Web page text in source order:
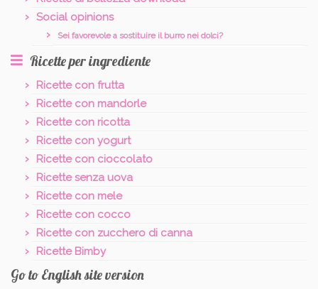
Social opinions
Sei favorevole a sostituire il burro nei dolci?
Ricette per ingrediente
Ricette con frutta
Ricette con mandorle
Ricette con ricotta
Ricette con yogurt
Ricette con cioccolato
Ricette senza uova
Ricette con mele
Ricette con cocco
Ricette con zucchero di canna
Ricette Bimby
Go to English site version